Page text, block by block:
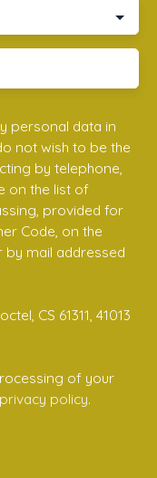
personal data in
not wish to be the
by telephone,
on the list of
provided for
Code, on the
mail addressed
CS 61311, 41013
of your
privacy policy.